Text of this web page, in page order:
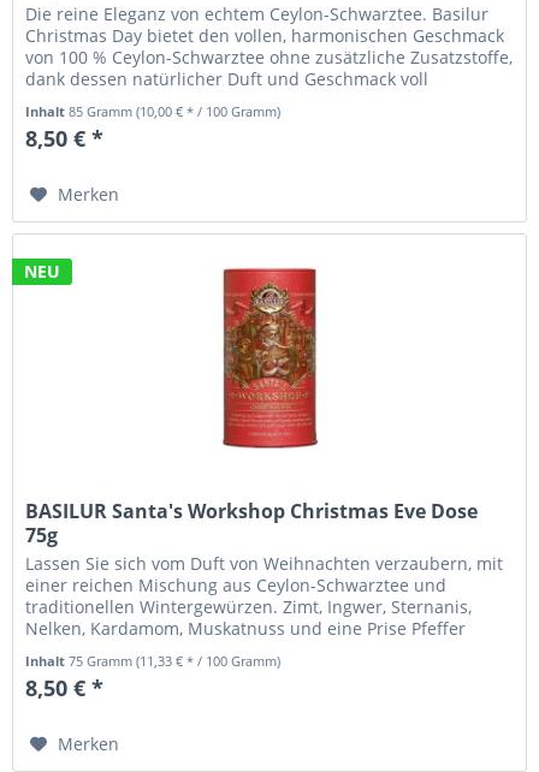
Die reine Eleganz von echtem Ceylon-Schwarztee. Basilur
Christmas Day bietet den vollen, harmonischen Geschmack
von 100 % Ceylon-Schwarztee ohne zusätzliche Zusatzstoffe,
dank dessen natürlicher Duft und Geschmack voll
Inhalt85 Gramm(10,00 € * / 100 Gramm)
8,50 € *
Merken
NEU
BASILUR Santa's Workshop Christmas Eve Dose
75g
Lassen Sie sich vom Duft von Weihnachten verzaubern, mit
einer reichen Mischung aus Ceylon-Schwarztee und
traditionellen Wintergewürzen. Zimt, Ingwer, Sternanis,
Nelken, Kardamom, Muskatnuss und eine Prise Pfeffer
Inhalt75 Gramm(11,33 € * / 100 Gramm)
8,50 € *
Merken